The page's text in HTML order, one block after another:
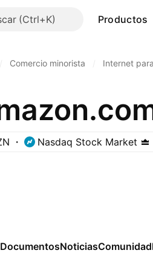
Productos
Comercio minorista Internet
Nasdaq Stock Market
DocumentosNoticiasComunidad